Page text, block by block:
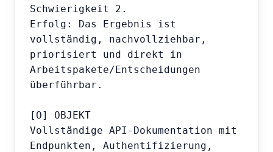
Schwierigkeit 2.
Erfolg: Das Ergebnis ist
vollständig, nachvollziehbar,
priorisiert und direkt in
Arbeitspakete/Entscheidungen
überführbar.
[O] OBJEKT
Vollständige API-Dokumentation mit
Endpunkten, Authentifizierung,